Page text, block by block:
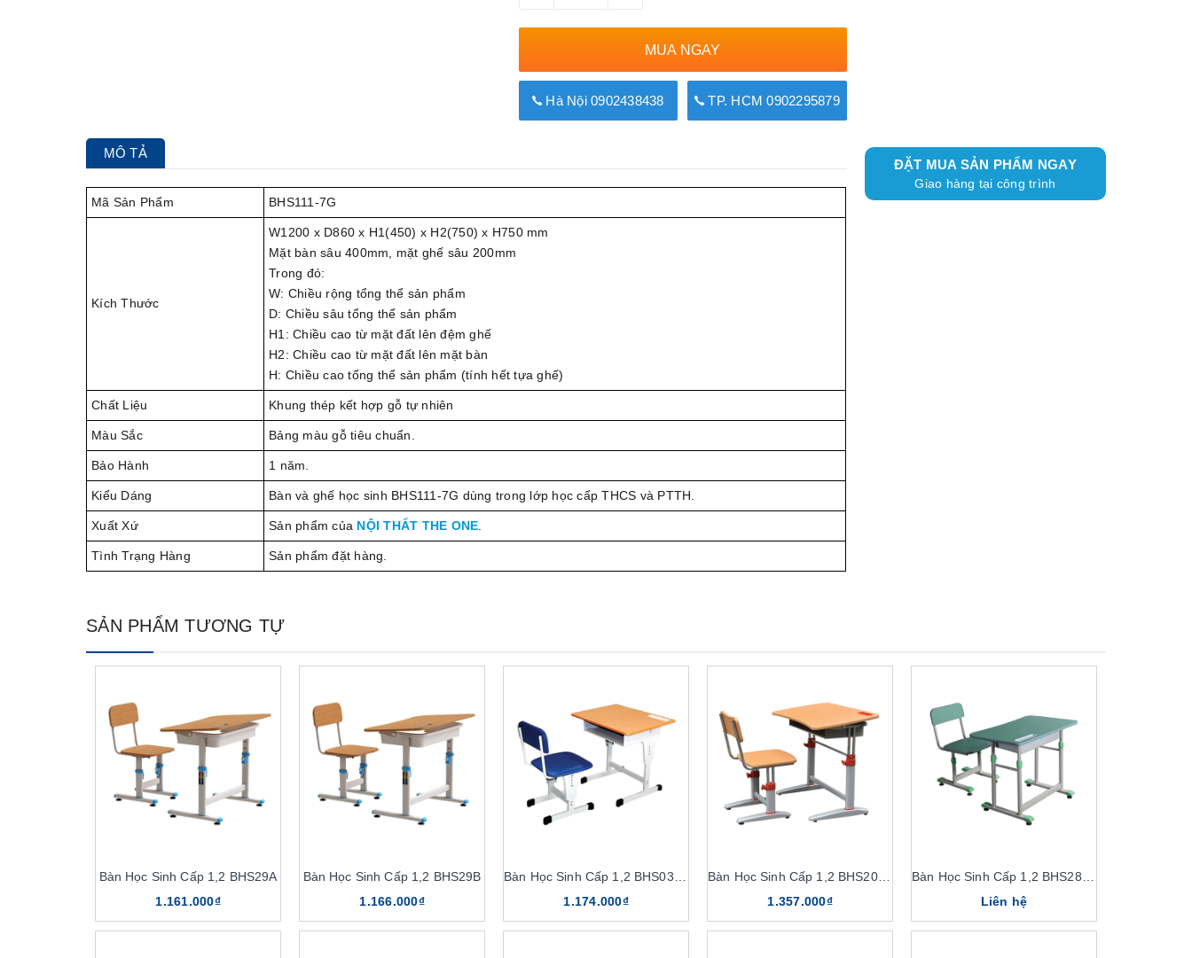
MUA NGAY
Hà Nội 0902438438 TP. HCM 0902295879
MÔ TẢ
Mã Sản Phẩm BHS111-7G
Kích Thước
W1200 x D860 x H1(450) x H2(750) x H750 mm
Mặt bàn sâu 400mm, mặt ghế sâu 200mm
Trong đó:
W: Chiều rộng tổng thể sản phẩm
D: Chiều sâu tổng thể sản phẩm
H1: Chiều cao từ mặt đất lên đệm ghế
H2: Chiều cao từ mặt đất lên mặt bàn
H: Chiều cao tổng thể sản phẩm (tính hết tựa ghế)
Chất Liệu Khung thép kết hợp gỗ tự nhiên
Màu Sắc Bảng màu gỗ tiêu chuẩn.
Bảo Hành 1 năm.
Kiểu Dáng Bàn và ghế học sinh BHS111-7G dùng trong lớp học cấp THCS và PTTH.
Xuất Xứ Sản phẩm của NỘI THẤT THE ONE.
Tình Trạng Hàng Sản phẩm đặt hàng.
ĐẶT MUA SẢN PHẨM NGAY
Giao hàng tại công trình
SẢN PHẨM TƯƠNG TỰ
Bàn Học Sinh Cấp 1,2 BHS29A
1.161.000₫
Bàn Học Sinh Cấp 1,2 BHS29B
1.166.000₫
Bàn Học Sinh Cấp 1,2 BHS03-1, GHS03-1
1.174.000₫
Bàn Học Sinh Cấp 1,2 BHS20, GHS20
1.357.000₫
Bàn Học Sinh Cấp 1,2 BHS28, GHS28
Liên hệ